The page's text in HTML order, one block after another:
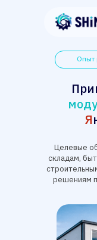
Опыт
Я
Целевые
складам,
решениям